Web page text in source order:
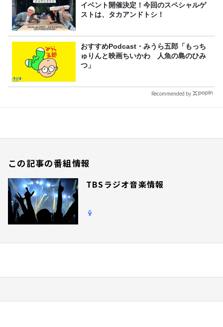
イベント開催決定！今回のスペシャルゲ
ストは、タカアンドトシ！
おすすめPodcast・みうら五郎「もっち
ゅりんと映画ちいかわ 人魚の島のひみ
つ」
Recommended by
この記事の番組情報
TBSラジオ音楽情報